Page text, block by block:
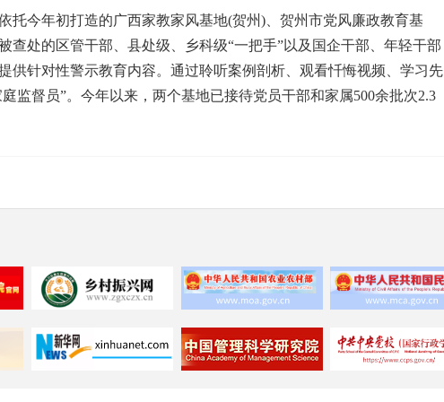
今年初打造的广西家教家风基地(贺州)、贺州市党风廉政教育基
处的区管干部、县处级、乡科级“一把手”以及国企干部、年轻干部
供针对性警示教育内容。通过聆听案例剖析、观看忏悔视频、学习先
监督员”。今年以来，两个基地已接待党员干部和家属500余批次2.3